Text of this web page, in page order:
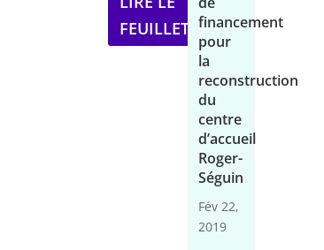
FEUILLET financement
pour
la
reconstruction
du
centre
d’accueil
Roger-
Séguin
Fév 22,
2019